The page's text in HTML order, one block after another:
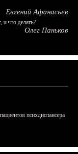
Евгений Афанасьев
что делать?
Олег Паньков
психдиспансера